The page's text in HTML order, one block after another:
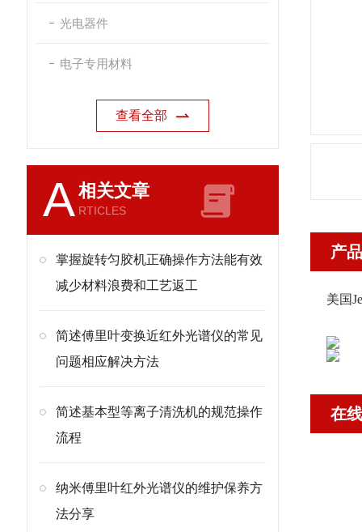
光电器件
电子专用材料
查看全部
A相关文章
RTICLES
掌握旋转匀胶机正确操作方法能有效
减少材料浪费和工艺返工
简述傅里叶变换近红外光谱仪的常见
问题相应解决方法
简述基本型等离子清洗机的规范操作
流程
纳米傅里叶红外光谱仪的维护保养方
法分享
产
美国
在